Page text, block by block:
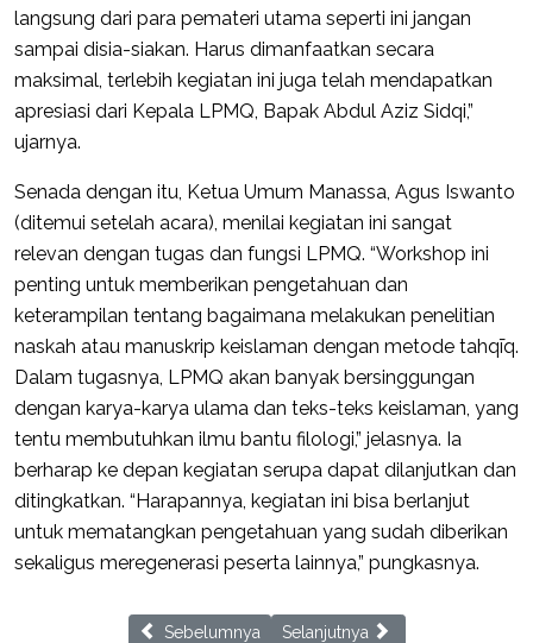
langsung dari para pemateri utama seperti ini jangan
sampai disia-siakan. Harus dimanfaatkan secara
maksimal, terlebih kegiatan ini juga telah mendapatkan
apresiasi dari Kepala LPMQ, Bapak Abdul Aziz Sidqi,”
ujarnya.
Senada dengan itu, Ketua Umum Manassa, Agus Iswanto
(ditemui setelah acara), menilai kegiatan ini sangat
relevan dengan tugas dan fungsi LPMQ. “Workshop ini
penting untuk memberikan pengetahuan dan
keterampilan tentang bagaimana melakukan penelitian
naskah atau manuskrip keislaman dengan metode tahqīq.
Dalam tugasnya, LPMQ akan banyak bersinggungan
dengan karya-karya ulama dan teks-teks keislaman, yang
tentu membutuhkan ilmu bantu filologi,” jelasnya. Ia
berharap ke depan kegiatan serupa dapat dilanjutkan dan
ditingkatkan. “Harapannya, kegiatan ini bisa berlanjut
untuk mematangkan pengetahuan yang sudah diberikan
sekaligus meregenerasi peserta lainnya,” pungkasnya.
Previous article: SMPIT Darul Qur’an Mulia Bogor
Sebelumnya Next article: Bedah Buku
Selanjutnya